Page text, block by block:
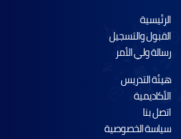
الرئيسية
القبول والتسجيل
رسالة ولي الأمر
هيئة التدريس
الأكاديمية
اتصل بنا
سياسة الخصوصية